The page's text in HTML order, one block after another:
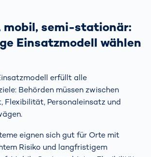
mobil, semi-stationär:
Einsatzmodell wählen
erfüllt alle
Behörden müssen zwischen
Flexibilität, Personaleinsatz und
eignen sich gut für Orte mit
Risiko und langfristigem